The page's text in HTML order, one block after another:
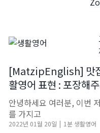
[MatzipEnglish] 맛
활영어 표현 : 포장해
안녕하세요 여러분, 이번
를 가지고
2022년 01월 20일 | 1분 생활영어